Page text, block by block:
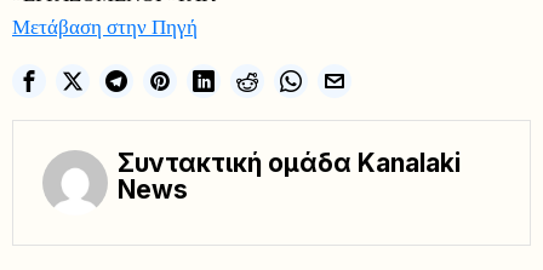
Μετάβαση στην Πηγή
Συντακτική ομάδα Kanalaki
News